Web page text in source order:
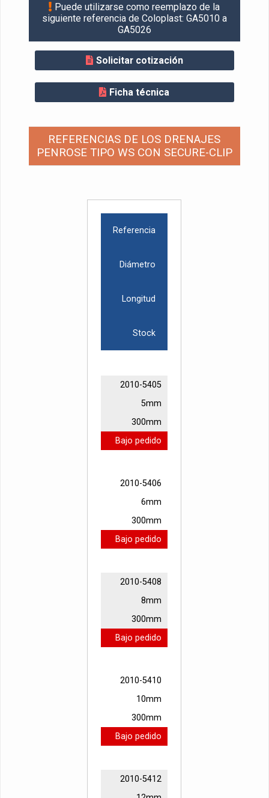
Puede utilizarse como reemplazo de la
siguiente referencia de Coloplast: GA5010 a
GA5026
Solicitar cotización
Ficha técnica
REFERENCIAS DE LOS DRENAJES
PENROSE TIPO WS CON SECURE-CLIP
Referencia
Diámetro
Longitud
Stock
2010-5405
5mm
300mm
Bajo pedido
2010-5406
6mm
300mm
Bajo pedido
2010-5408
8mm
300mm
Bajo pedido
2010-5410
10mm
300mm
Bajo pedido
2010-5412